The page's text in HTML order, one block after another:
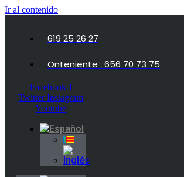
Ir al contenido
619 25 26 27
Onteniente : 656 70 73 75
Facebook-f
Twitter Instagram
Youtube